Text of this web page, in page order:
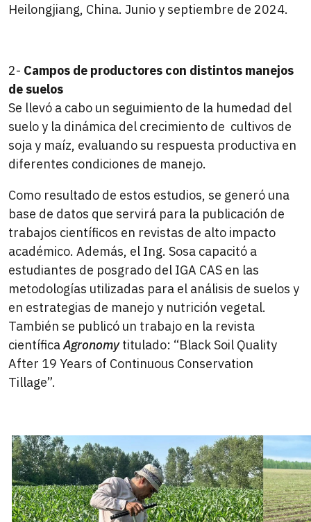
Heilongjiang, China. Junio y septiembre de 2024.
2- Campos de productores con distintos manejos
de suelos
Se llevó a cabo un seguimiento de la humedad del
suelo y la dinámica del crecimiento de cultivos de
soja y maíz, evaluando su respuesta productiva en
diferentes condiciones de manejo.
Como resultado de estos estudios, se generó una
base de datos que servirá para la publicación de
trabajos científicos en revistas de alto impacto
académico. Además, el Ing. Sosa capacitó a
estudiantes de posgrado del IGA CAS en las
metodologías utilizadas para el análisis de suelos y
en estrategias de manejo y nutrición vegetal.
También se publicó un trabajo en la revista
científicaAgronomytitulado: “Black Soil Quality
After 19 Years of Continuous Conservation
Tillage”.